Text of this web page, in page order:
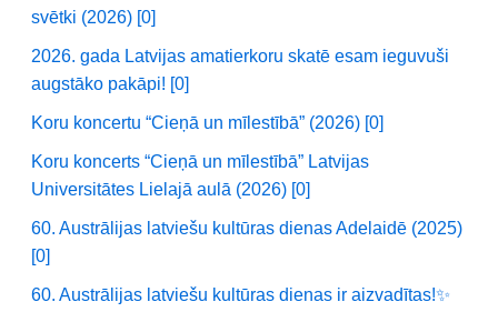
svētki (2026) [0]
2026. gada Latvijas amatierkoru skatē esam ieguvuši
augstāko pakāpi! [0]
Koru koncertu “Cieņā un mīlestībā” (2026) [0]
Koru koncerts “Cieņā un mīlestībā” Latvijas
Universitātes Lielajā aulā (2026) [0]
60. Austrālijas latviešu kultūras dienas Adelaidē (2025)
[0]
60. Austrālijas latviešu kultūras dienas ir aizvadītas!✨